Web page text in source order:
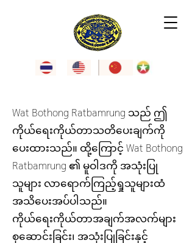
Wat Bothong Ratbamrung သည် ဤ
ကိုယ်ရေးကိုယ်တာသတိပေးချက်ကို
ပေးထားသည်။ ထို့ကြောင့် Wat Bothong
Ratbamrung ၏ မူဝါဒကို အသုံးပြု
သူများ လာရောက်ကြည့်ရှုသူများထံ
အသိပေးအပ်ပါသည်။
ကိုယ်ရေးကိုယ်တာအချက်အလက်များ
စုဆောင်းခြင်း၊ အသုံးပြုခြင်းနှင့်